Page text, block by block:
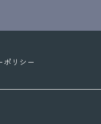
ポリシー